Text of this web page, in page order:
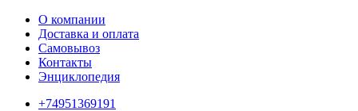
О компании
Доставка и оплата
Самовывоз
Контакты
Энциклопедия
+74951369191